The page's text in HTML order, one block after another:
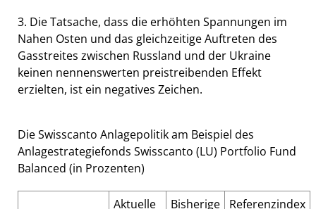
3. Die Tatsache, dass die erhöhten Spannungen im
Nahen Osten und das gleichzeitige Auftreten des
Gasstreites zwischen Russland und der Ukraine
keinen nennenswerten preistreibenden Effekt
erzielten, ist ein negatives Zeichen.
Die Swisscanto Anlagepolitik am Beispiel des
Anlagestrategiefonds Swisscanto (LU) Portfolio Fund
Balanced (in Prozenten)
Aktuelle
Bisherige
Referenzindex